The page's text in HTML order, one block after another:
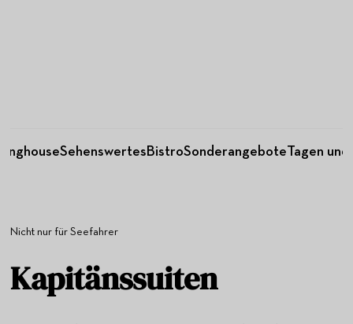
SehenswertesBistroSonderangeboteTagen und
Nicht nur für Seefahrer
Kapitänssuiten